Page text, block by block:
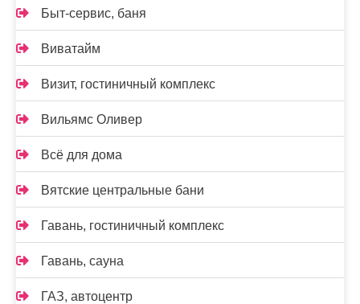
Быт-сервис, баня
Виватайм
Визит, гостиничный комплекс
Вильямс Оливер
Всё для дома
Вятские центральные бани
Гавань, гостиничный комплекс
Гавань, сауна
ГАЗ, автоцентр